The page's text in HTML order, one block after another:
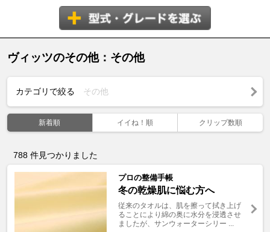
ヴィッツのその他：その他
カテゴリで絞る その他
新着順 イイね！順 クリップ数順
788 件見つかりました
プロの整備手帳
冬の乾燥肌に悩む方へ
従来のタオルは、肌を擦って拭き上げ
ることにより綿の奥に水分を浸透させ
ましたが、サンウォーターシリー ...